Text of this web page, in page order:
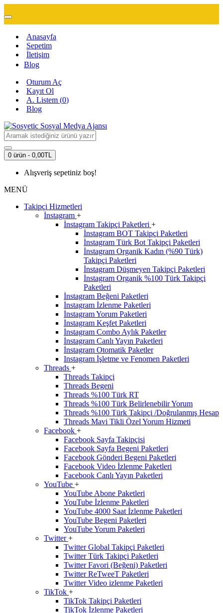
Anasayfa
Sepetim
İletişim
Blog
Oturum Aç
Kayıt Ol
A. Listem (0)
Blog
0 ürün - 0,00TL
Alışveriş sepetiniz boş!
MENÜ
Takipçi Hizmetleri
İnstagram +
İnstagram Takipçi Paketleri +
İnstagram BOT Takipçi Paketleri
İnstagram Türk Bot Takipçi Paketleri
İnstagram Organik Kadın (%90 Türk)
Takipçi Paketleri
İnstagram Düşmeyen Takipçi Paketleri
İnstagram Organik %100 Türk Takipçi
Paketleri
İnstagram Beğeni Paketleri
İnstagram İzlenme Paketleri
İnstagram Yorum Paketleri
İnstagram Keşfet Paketleri
İnstagram Combo Aylık Paketler
İnstagram Canlı Yayın Paketleri
İnstagram Otomatik Paketler
Instagram İşletme ve Fenomen Paketleri
Threads +
Threads Takipçi
Threads Begeni
Threads %100 Türk RT
Threads %100 Türk Belirlenebilir Yorum
Threads %100 Türk Takipçi /Doğrulanmış Hesap
Threads Mavi Tikli Özel Yorum Hizmeti
Facebook +
Facebook Sayfa Takipçisi
Facebook Sayfa Begeni Paketleri
Facebook Gönderi Begeni Paketleri
Facebook Video İzlenme Paketleri
Facebook Canlı Yayın Paketleri
YouTube +
YouTube Abone Paketleri
YouTube İzlenme Paketleri
YouTube 4000 Saat İzlenme Paketleri
YouTube Begeni Paketleri
YouTube Yorum Paketleri
Twitter+
Twitter Global Takipçi Paketleri
Twitter Türk Takipçi Paketleri
Twitter Favori (Beğeni) Paketleri
Twitter ReTweeT Paketleri
Twitter Video izlenme Paketleri
TikTok +
TikTok Takipçi Paketleri
TikTok İzlenme Paketleri